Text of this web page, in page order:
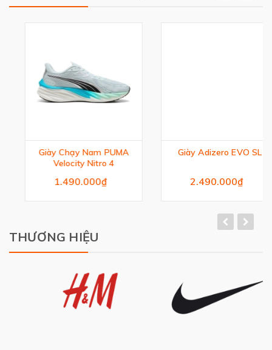
Giày Chạy Nam PUMA
Velocity Nitro 4
1.490.000₫
Giày Adizero EVO SL
2.490.000₫
THƯƠNG HIỆU